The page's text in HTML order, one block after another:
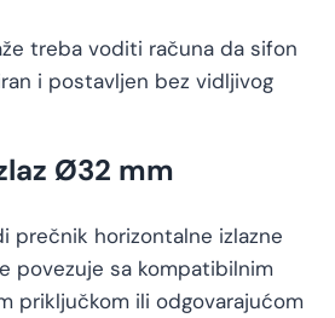
treba voditi računa da sifon
i postavljen bez vidljivog
Ø32 mm
prečnik horizontalne izlazne
povezuje sa kompatibilnim
priključkom ili odgovarajućom